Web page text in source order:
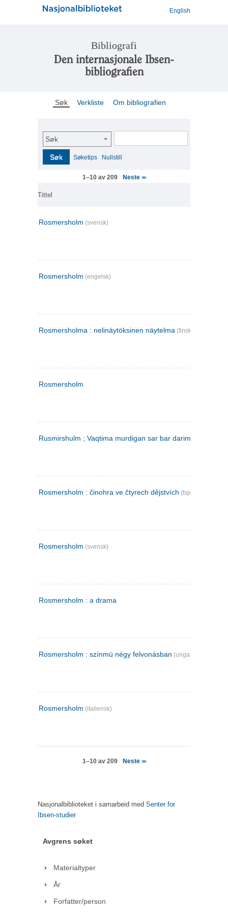
English
Bibliografi
Den internasjonale Ibsen-
bibliografien
Søk Verkliste Om bibliografien
Søk
Søk Søketips Nullstill
1–10 av 209 Neste >>
Tittel
Rosmersholm (svensk)
Rosmersholm (engelsk)
Rosmersholma : nelinäytöksinen näytelma (finsk)
Rosmersholm
Rusmirshulm ; Vaqtima murdigan sar bar darim
Rosmersholm : činohra ve čtyrech dějstvích (tsjekkisk)
Rosmersholm (svensk)
Rosmersholm : a drama
Rosmersholm : színmü négy felvonásban (ungarsk)
Rosmersholm (italiensk)
1–10 av 209 Neste >>
Nasjonalbiblioteket i samarbeid med Senter for
Ibsen-studier
Avgrens søket
Materialtyper
År
Forfatter/person